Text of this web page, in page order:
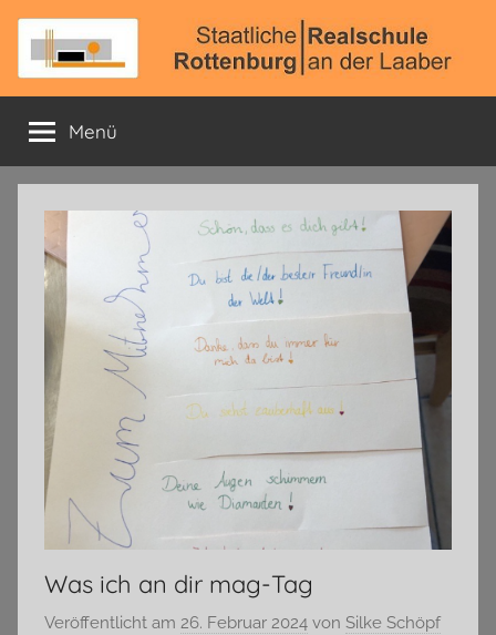
Zum
Inhalt
springen
Staatliche
Realschule
Rottenburg
a.
d.
Laaber
Offizielle
Schulhomepage
Menü
Was ich an dir mag-Tag
Veröffentlicht am 26. Februar 2024 von Silke Schöpf